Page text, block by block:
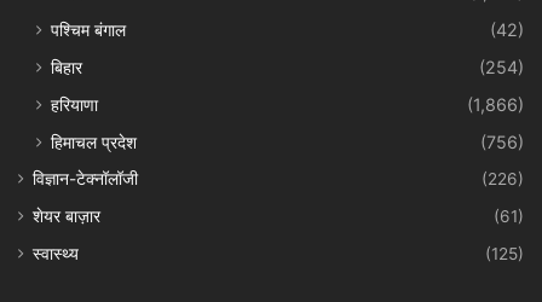
पश्चिम बंगाल
(42)
बिहार
(254)
हरियाणा
(1,866)
हिमाचल प्रदेश
(756)
विज्ञान-टेक्नॉलॉजी
(226)
शेयर बाज़ार
(61)
स्वास्थ्य
(125)